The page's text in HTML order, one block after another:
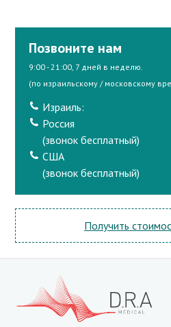
Позвоните нам
9:00 - 21:00, 7 дней в неделю.
(по израильскому / московскому
Израиль:
Россия
(звонок бесплатный)
США
(звонок бесплатный)
Получить